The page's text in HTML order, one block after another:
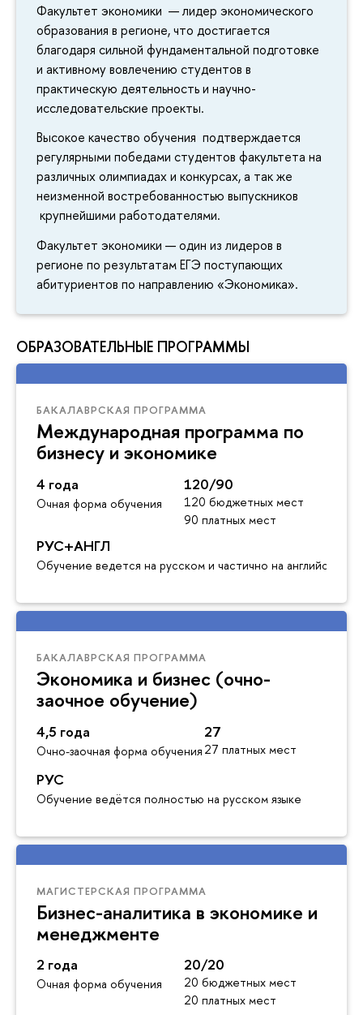
Факультет экономики — лидер экономического
образования в регионе, что достигается
благодаря сильной фундаментальной подготовке
и активному вовлечению студентов в
практическую деятельность и научно-
исследовательские проекты.
Высокое качество обучения подтверждается
регулярными победами студентов факультета на
различных олимпиадах и конкурсах, а так же
неизменной востребованностью выпускников
крупнейшими работодателями.
Факультет экономики — один из лидеров в
регионе по результатам ЕГЭ поступающих
абитуриентов по направлению «Экономика».
ОБРАЗОВАТЕЛЬНЫЕ ПРОГРАММЫ
БАКАЛАВРСКАЯ ПРОГРАММА
Международная программа по
бизнесу и экономике
4 года
Очная форма обучения
120/90
120 бюджетных мест
90 платных мест
РУС+АНГЛ
Обучение ведется на русском и частично на английском
БАКАЛАВРСКАЯ ПРОГРАММА
Экономика и бизнес (очно-
заочное обучение)
4,5 года
Очно-заочная форма обучения
27
27 платных мест
РУС
Обучение ведётся полностью на русском языке
МАГИСТЕРСКАЯ ПРОГРАММА
Бизнес-аналитика в экономике и
менеджменте
2 года
Очная форма обучения
20/20
20 бюджетных мест
20 платных мест